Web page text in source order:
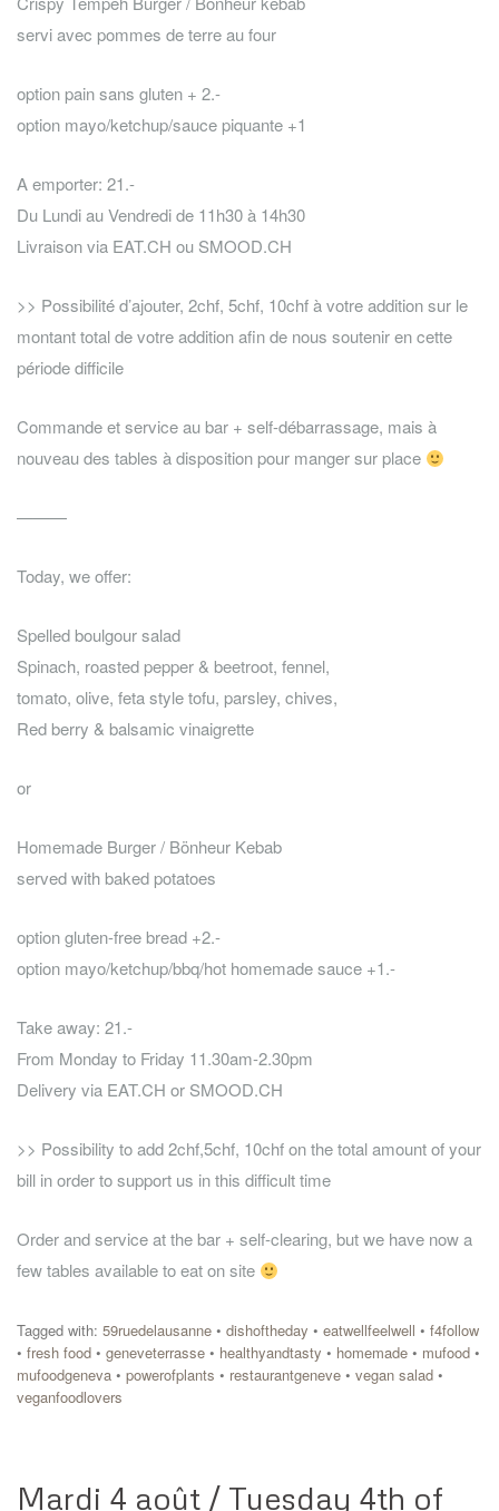
servi avec pommes de terre au four
option pain sans gluten + 2.-
option mayo/ketchup/sauce piquante +1
A emporter: 21.-
Du Lundi au Vendredi de 11h30 à 14h30
Livraison via EAT.CH ou SMOOD.CH
>> Possibilité d’ajouter, 2chf, 5chf, 10chf à votre addition sur le
montant total de votre addition afin de nous soutenir en cette
période difficile
Commande et service au bar + self-débarrassage, mais à
nouveau des tables à disposition pour manger sur place
———
Today, we offer:
Spelled boulgour salad
Spinach, roasted pepper & beetroot, fennel,
tomato, olive, feta style tofu, parsley, chives,
Red berry & balsamic vinaigrette
or
Homemade Burger / Bönheur Kebab
served with baked potatoes
option gluten-free bread +2.-
option mayo/ketchup/bbq/hot homemade sauce +1.-
Take away: 21.-
From Monday to Friday 11.30am-2.30pm
Delivery via EAT.CH or SMOOD.CH
>> Possibility to add 2chf,5chf, 10chf on the total amount of your
bill in order to support us in this difficult time
Order and service at the bar + self-clearing, but we have now a
few tables available to eat on site
Tagged with: 59ruedelausanne • dishoftheday • eatwellfeelwell • f4follow
• fresh food • geneveterrasse • healthyandtasty • homemade • mufood •
mufoodgeneva • powerofplants • restaurantgeneve • vegan salad •
veganfoodlovers
Mardi 4 août / Tuesday 4th of